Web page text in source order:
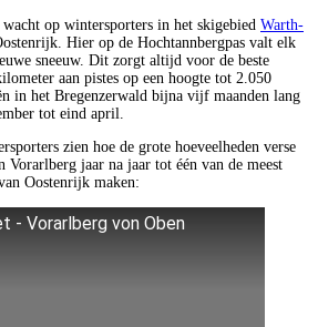
op wintersporters in het skigebied Warth-
Hier op de Hochtannbergpas valt elk
sneeuw. Dit zorgt altijd voor de beste
aan pistes op een hoogte tot 2.050
in het Bregenzerwald bijna vijf maanden lang
tot eind april.
zien hoe de grote hoeveelheden verse
Vorarlberg jaar na jaar tot één van de meest
Oostenrijk maken:
- Vorarlberg von Oben